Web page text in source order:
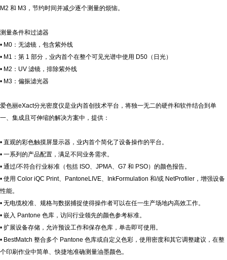
M2 和 M3 ，节约时间并减少逐个测量的烦恼。
测量条件和过滤器
• M0 ：无滤镜，包含紫外线
• M1 ：第 1 部分，业内首个在整个可见光谱中使用 D50 （日光）
• M2 ： UV 滤镜，排除紫外线
• M3 ：偏振滤光器
爱色丽eXact分光密度仪是业内首创技术平台，将独一无二的硬件和软件结合到单
一、集成且可伸缩的解决方案中，提供：
• 直观的彩色触摸屏显示器，业内首个简化了设备操作的平台。
• 一系列的产品配置，满足不同业务需求。
• 通过/不符合行业标准（包括 ISO、 JPMA、 G7 和 PSO）的颜色报告。
• 使用 Color iQC Print、 PantoneLIVE、 InkFormulation 和/或 NetProfiler ，增强设备
性能。
• 无电缆校准、规格与数据捕捉使得操作者可以在任一生产场地内高效工作。
• 嵌入 Pantone 色库，访问行业领先的颜色参考标准。
• 扩展设备存储，允许预设工作和保存色库，单击即可使用。
• BestMatch 整合多个 Pantone 色库或自定义色彩，使用密度和其它调整建议，在整
个印刷作业中简单、快捷地准确测量油墨颜色。